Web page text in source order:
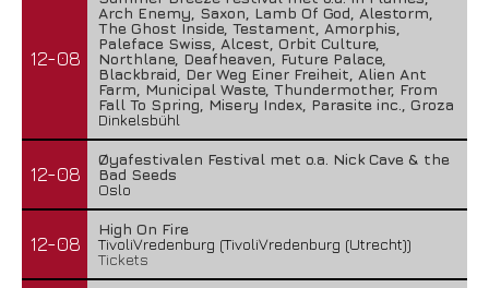
12-08
Arch Enemy, Saxon, Lamb Of God, Alestorm,
The Ghost Inside, Testament, Amorphis,
Paleface Swiss, Alcest, Orbit Culture,
Northlane, Deafheaven, Future Palace,
Blackbraid, Der Weg Einer Freiheit, Alien Ant
Farm, Municipal Waste, Thundermother, From
Fall To Spring, Misery Index, Parasite inc., Groza
Dinkelsbühl
12-08
Øyafestivalen Festival met o.a. Nick Cave & the
Bad Seeds
Oslo
12-08
High On Fire
TivoliVredenburg (TivoliVredenburg (Utrecht))
Tickets